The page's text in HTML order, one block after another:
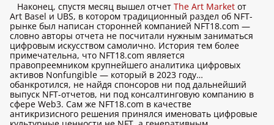
Наконец, спустя месяц вышел отчет The Art Market от
Art Basel и UBS, в котором традиционный раздел об NFT-
рынке был написан сторонней компанией NFT18.com —
словно авторы отчета не посчитали нужным заниматься
цифровым искусством самолично. История тем более
примечательна, что NFT18.com является
правопреемником крупнейшего аналитика цифровых
активов Nonfungible — который в 2023 году…
обанкротился, не найдя спонсоров ни под дальнейший
выпуск NFT-отчетов, ни под консалтинговую компанию в
сфере Web3. Сам же NFT18.com в качестве
антикризисного решения принялся именовать цифровые